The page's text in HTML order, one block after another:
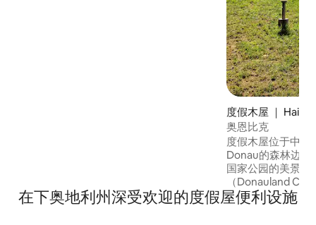
度假木屋 ｜
Donau
奥恩比克
度假木屋位于中
Donau的森林边
国家公园的美景。
（Donauland
悦的徒步小径和自
食。 在夏季，我
在下奥地利州深受欢迎的度假屋便利设施